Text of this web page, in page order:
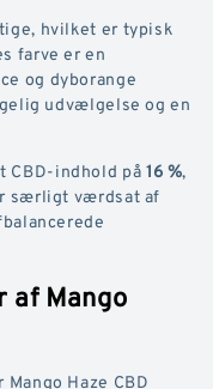
hvilket er typisk
farve er en
og dyborange
udvælgelse og en
CBD-indhold på16 %,
særligt værdsat af
Mango
Mango Haze CBD